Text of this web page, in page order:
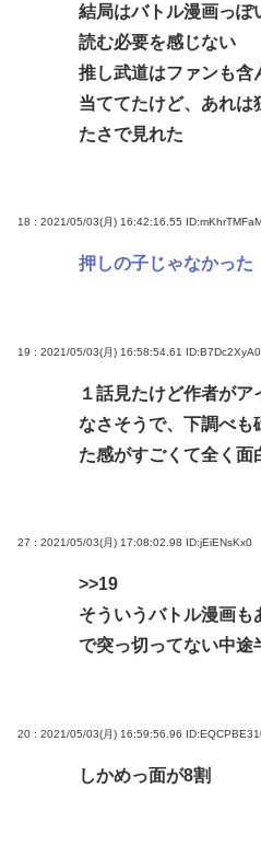
結局はバトル漫画っぽ
読む必要を感じない
推し武道はファンも含
当ててたけど、あれは
たさで見れた
18 : 2021/05/03(月) 16:42:16.55
押しの子じゃなかった
19 : 2021/05/03(月) 16:58:54.61 ID:B7Dc2XyA0
１話見たけど作者がア
なさそうで、下調べも
た感がすごくて全く面
27 : 2021/05/03(月) 17:08:02.98 ID:jEiENsKx0
>>19
そういうバトル漫画も
で突っ切ってない中途
20 : 2021/05/03(月) 16:59:56.96
しかめっ面が8割